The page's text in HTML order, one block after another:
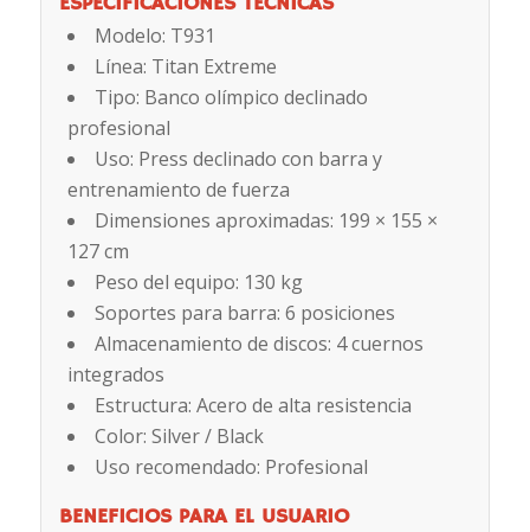
Modelo: T931
Línea: Titan Extreme
Tipo: Banco olímpico declinado
profesional
Uso: Press declinado con barra y
entrenamiento de fuerza
Dimensiones aproximadas: 199 × 155 ×
127 cm
Peso del equipo: 130 kg
Soportes para barra: 6 posiciones
Almacenamiento de discos: 4 cuernos
integrados
Estructura: Acero de alta resistencia
Color: Silver / Black
Uso recomendado: Profesional
BENEFICIOS PARA EL USUARIO